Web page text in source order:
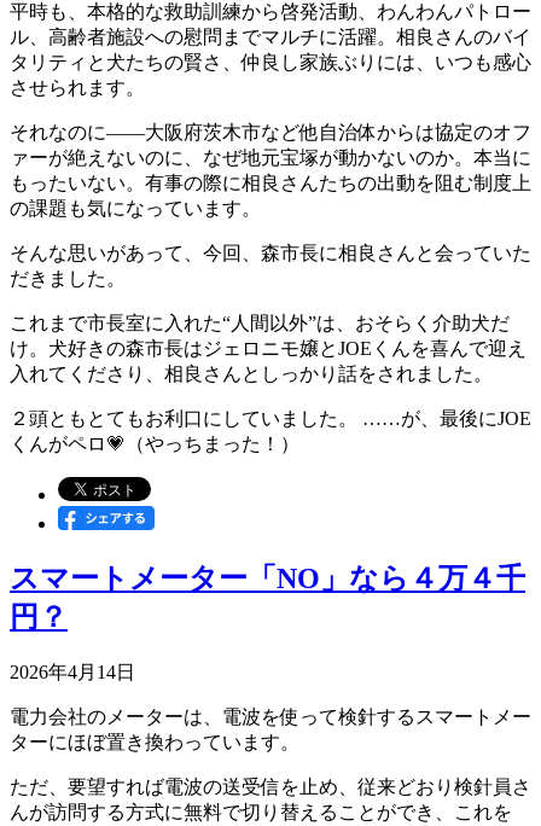
平時も、本格的な救助訓練から啓発活動、わんわんパトロー
ル、高齢者施設への慰問までマルチに活躍。相良さんのバイ
タリティと犬たちの賢さ、仲良し家族ぶりには、いつも感心
させられます。
それなのに――大阪府茨木市など他自治体からは協定のオフ
ァーが絶えないのに、なぜ地元宝塚が動かないのか。本当に
もったいない。有事の際に相良さんたちの出動を阻む制度上
の課題も気になっています。
そんな思いがあって、今回、森市長に相良さんと会っていた
だきました。
これまで市長室に入れた“人間以外”は、おそらく介助犬だ
け。犬好きの森市長はジェロニモ嬢とJOEくんを喜んで迎え
入れてくださり、相良さんとしっかり話をされました。
２頭ともとてもお利口にしていました。 ……が、最後にJOE
くんがペロ💗（やっちまった！）
スマートメーター「NO」なら４万４千
円？
2026年4月14日
電力会社のメーターは、電波を使って検針するスマートメー
ターにほぼ置き換わっています。
ただ、要望すれば電波の送受信を止め、従来どおり検針員さ
んが訪問する方式に無料で切り替えることができ、これを